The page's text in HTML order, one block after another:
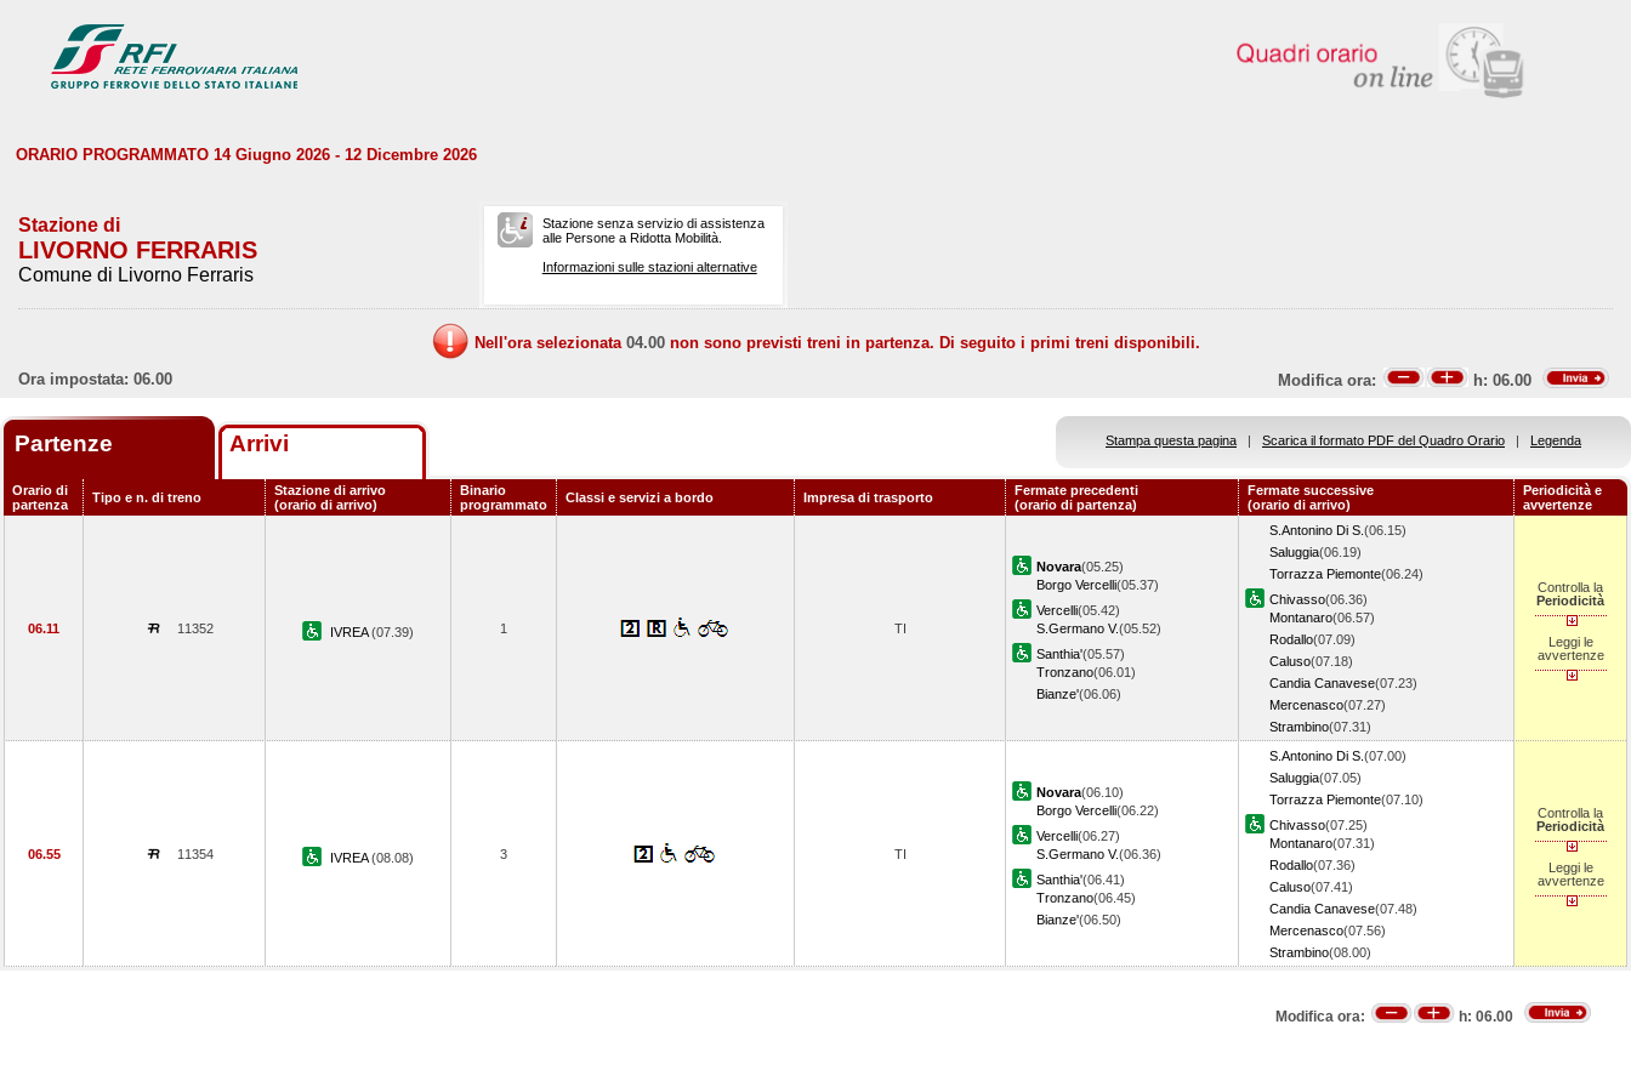
ORARIO PROGRAMMATO 14 Giugno 2026 - 12 Dicembre 2026
Stazione di
LIVORNO FERRARIS
Comune di Livorno Ferraris
Stazione senza servizio di assistenza
alle Persone a Ridotta Mobilità.
Informazioni sulle stazioni alternative
Nell'ora selezionata 04.00 non sono previsti treni in partenza. Di seguito i primi treni disponibili.
Ora impostata: 06.00
Modifica ora: h: 06.00
Partenze Arrivi Stampa questa pagina | Scarica il formato PDF del Quadro Orario | Legenda
Orario di
partenza
Tipo e n. di treno
Stazione di arrivo
(orario di arrivo)
Binario
programmato
Classi e servizi a bordo Impresa di trasporto
Fermate precedenti
(orario di partenza)
Fermate successive
(orario di arrivo)
Periodicità e
avvertenze
06.11 11352 IVREA(07.39) 1 TI
Novara(05.25)
Borgo Vercelli(05.37)
Vercelli(05.42)
S.Germano V.(05.52)
Santhia'(05.57)
Tronzano(06.01)
Bianze'(06.06)
S.Antonino Di S. (06.15)
Saluggia(06.19)
Torrazza Piemonte(06.24)
Chivasso(06.36)
Montanaro(06.57)
Rodallo(07.09)
Caluso(07.18)
Candia Canavese(07.23)
Mercenasco(07.27)
Strambino(07.31)
Controlla la
Periodicità
Leggi le
avvertenze
06.55 11354 IVREA(08.08) 3 TI
Novara(06.10)
Borgo Vercelli(06.22)
Vercelli(06.27)
S.Germano V.(06.36)
Santhia'(06.41)
Tronzano(06.45)
Bianze'(06.50)
S.Antonino Di S. (07.00)
Saluggia(07.05)
Torrazza Piemonte(07.10)
Chivasso(07.25)
Montanaro(07.31)
Rodallo(07.36)
Caluso(07.41)
Candia Canavese(07.48)
Mercenasco(07.56)
Strambino(08.00)
Controlla la
Periodicità
Leggi le
avvertenze
Modifica ora: h: 06.00